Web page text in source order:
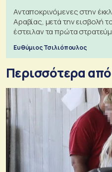
Ανταποκρινόμενες στην
Αραβίας, μετά την εισβολή
έστειλαν τα πρώτα
Ευθύμιος Τσιλιόπουλος
Περισσότερα